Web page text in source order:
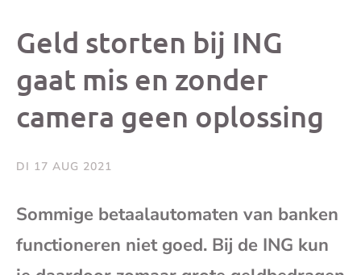
bericht
op op op
Geld storten bij ING
gaat mis en zonder
camera geen oplossing
DI 17 AUG 2021
Sommige betaalautomaten van banken
functioneren niet goed. Bij de ING kun